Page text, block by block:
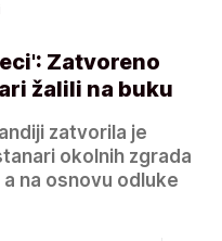
Zatvoreno
žalili na buku
zatvorila je
okolnih zgrada
na osnovu odluke